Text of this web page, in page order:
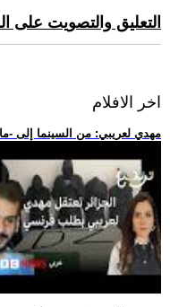
التعليق والتصويت على
اخر الافلام
.. مهدي لعريبي: من السينما إلى -